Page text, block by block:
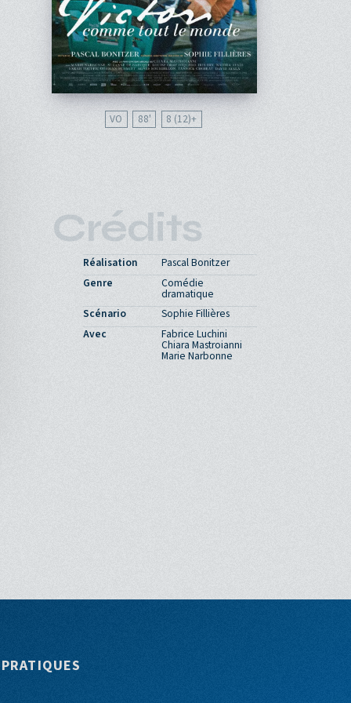
VO 88' 8 (12)
Crédits
Réalisation
Pascal Bonitzer
Genre
Comédie
dramatique
Scénario
Sophie Fillières
Avec
Fabrice Luchini
Chiara Mastroianni
Marie Narbonne